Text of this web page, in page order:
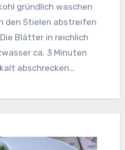
gründlich waschen
den Stielen abstreifen
Blätter in reichlich
ca. 3 Minuten
abschrecken…